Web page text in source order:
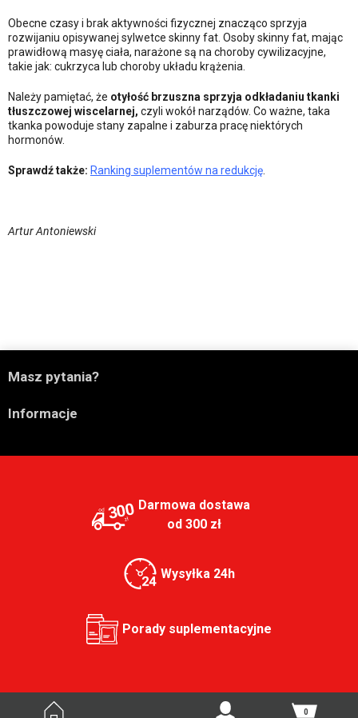
0
Obecne czasy i brak aktywności fizycznej znacząco sprzyja
rozwijaniu opisywanej sylwetce skinny fat. Osoby skinny fat, mając
prawidłową masyę ciała, narażone są na choroby cywilizacyjne,
takie jak: cukrzyca lub choroby układu krążenia.
Należy pamiętać, że otyłość brzuszna sprzyja odkładaniu tkanki
tłuszczowej wiscelarnej, czyli wokół narządów. Co ważne, taka
tkanka powoduje stany zapalne i zaburza pracę niektórych
hormonów.
Sprawdź także: Ranking suplementów na redukcję
Artur Antoniewski
Masz pytania?
Informacje
300 Darmowa dostawa
od 300 zł
Wysyłka 24h
Porady suplementacyjne